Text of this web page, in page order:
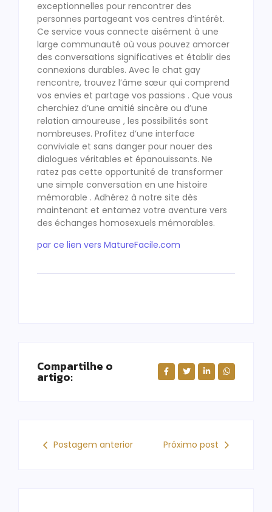
exceptionnelles pour rencontrer des
personnes partageant vos centres d’intérêt.
Ce service vous connecte aisément à une
large communauté où vous pouvez amorcer
des conversations significatives et établir des
connexions durables. Avec le chat gay
rencontre, trouvez l’âme sœur qui comprend
vos envies et partage vos passions . Que vous
cherchiez d’une amitié sincère ou d’une
relation amoureuse , les possibilités sont
nombreuses. Profitez d’une interface
conviviale et sans danger pour nouer des
dialogues véritables et épanouissants. Ne
ratez pas cette opportunité de transformer
une simple conversation en une histoire
mémorable . Adhérez à notre site dès
maintenant et entamez votre aventure vers
des échanges homosexuels mémorables.
par ce lien vers MatureFacile.com
Compartilhe o
artigo:
Postagem anterior Próximo post